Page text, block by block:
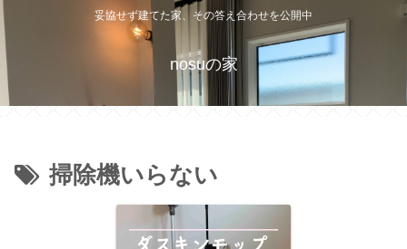
妥協せず建てた家、その答え合わせを公開中
nosuの家
掃除機いらない